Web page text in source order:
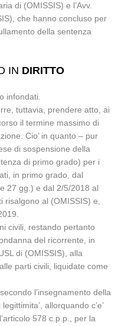
di (OMISSIS) e l’Avv.
che hanno concluso per
della sentenza
IN DIRITTO
infondati.
tuttavia, prendere atto, ai
il termine massimo di
Cio’ in quanto – pur
di sospensione della
di primo grado) per i
in primo grado, dal
27 gg.) e dal 2/5/2018 al
al (OMISSIS) e,
civili, restando pertanto
del ricorrente, in
di (OMISSIS), alla
parti civili, liquidate come
l’insegnamento della
allorquando c’e’
578 c.p.p., per la